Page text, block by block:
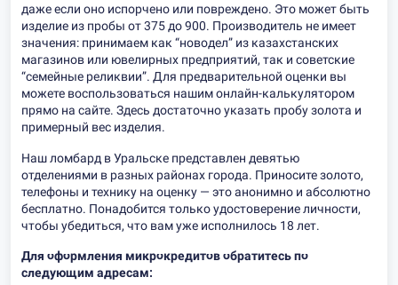
даже если оно испорчено или повреждено. Это может быть
изделие из пробы от 375 до 900. Производитель не имеет
значения: принимаем как “новодел” из казахстанских
магазинов или ювелирных предприятий, так и советские
“семейные реликвии”. Для предварительной оценки вы
можете воспользоваться нашим онлайн-калькулятором
прямо на сайте. Здесь достаточно указать пробу золота и
примерный вес изделия.
Наш ломбард в Уральске представлен девятью
отделениями в разных районах города. Приносите золото,
телефоны и технику на оценку — это анонимно и абсолютно
бесплатно. Понадобится только удостоверение личности,
чтобы убедиться, что вам уже исполнилось 18 лет.
Для оформления микрокредитов обратитесь по
следующим адресам: